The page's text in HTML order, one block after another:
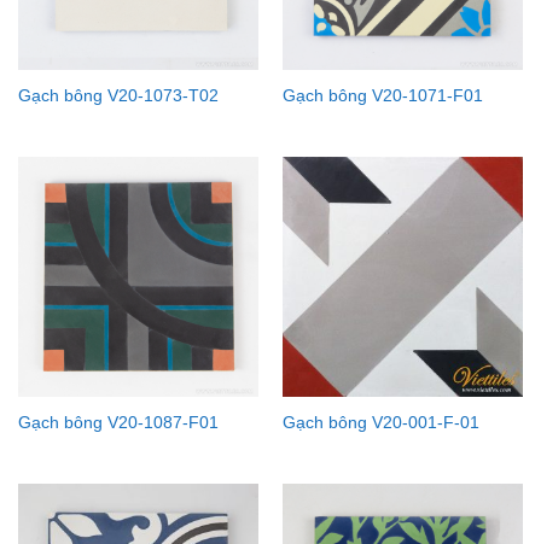
Gạch bông V20-1073-T02 Gạch bông V20-1071-F01
Gạch bông V20-1087-F01 Gạch bông V20-001-F-01